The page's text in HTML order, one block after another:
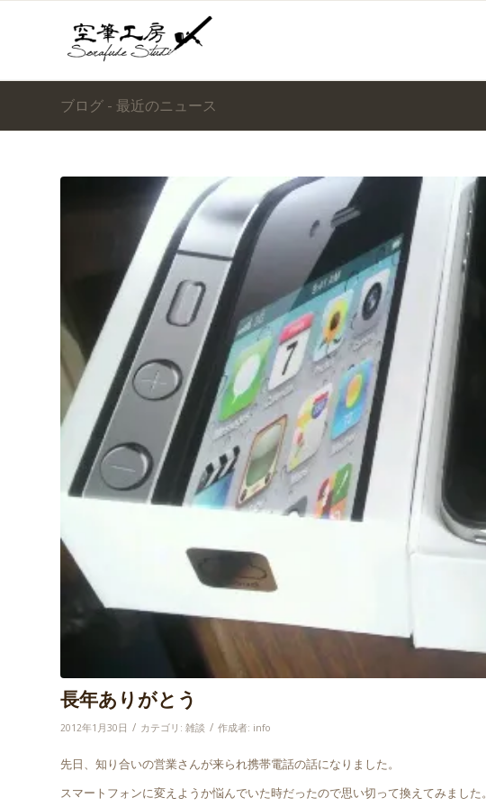
ブログ - 最近のニュース
長年ありがとう
2012年1月30日 / カテゴリ: 雑談 / 作成者: info
先日、知り合いの営業さんが来られ携帯電話の話になりました。
スマートフォンに変えようか悩んでいた時だったので思い切って換えてみました。